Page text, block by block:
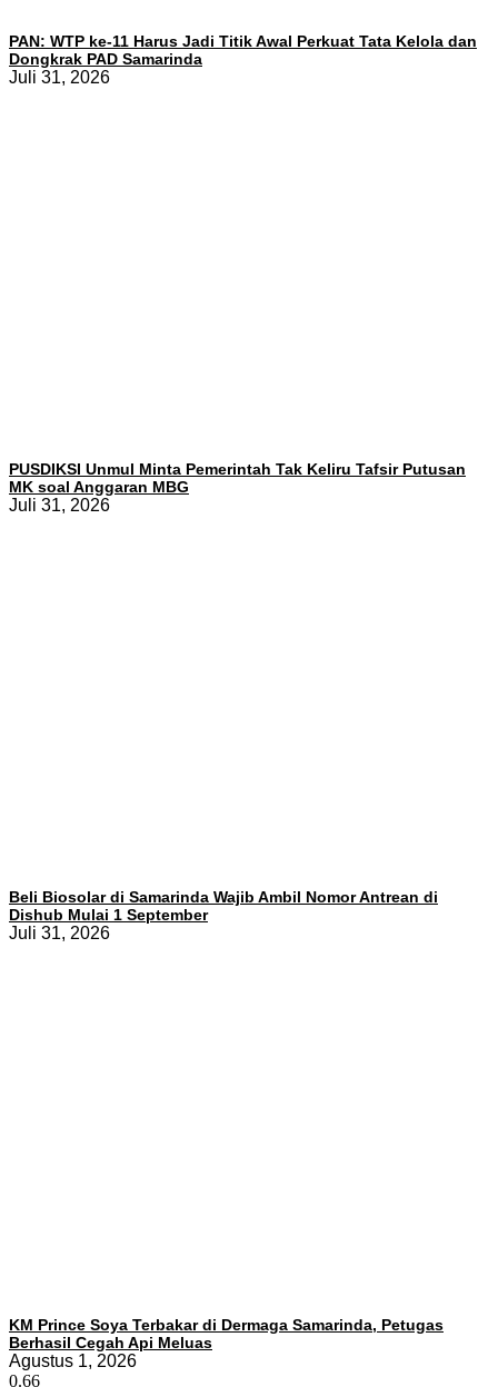
PAN: WTP ke-11 Harus Jadi Titik Awal Perkuat Tata Kelola dan
Dongkrak PAD Samarinda
Juli 31, 2026
PUSDIKSI Unmul Minta Pemerintah Tak Keliru Tafsir Putusan
MK soal Anggaran MBG
Juli 31, 2026
Beli Biosolar di Samarinda Wajib Ambil Nomor Antrean di
Dishub Mulai 1 September
Juli 31, 2026
KM Prince Soya Terbakar di Dermaga Samarinda, Petugas
Berhasil Cegah Api Meluas
Agustus 1, 2026